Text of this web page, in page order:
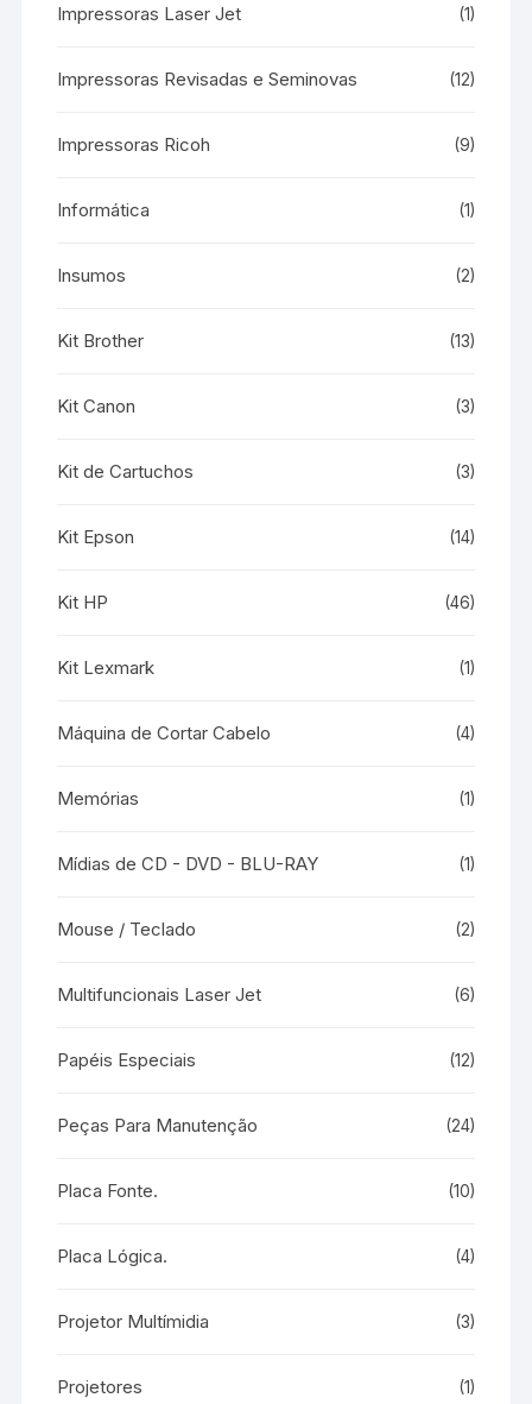
Impressoras Laser Jet (1)
Impressoras Revisadas e Seminovas (12)
Impressoras Ricoh (9)
Informática (1)
Insumos (2)
Kit Brother (13)
Kit Canon (3)
Kit de Cartuchos (3)
Kit Epson (14)
Kit HP (46)
Kit Lexmark (1)
Máquina de Cortar Cabelo (4)
Memórias (1)
Mídias de CD - DVD - BLU-RAY (1)
Mouse / Teclado (2)
Multifuncionais Laser Jet (6)
Papéis Especiais (12)
Peças Para Manutenção (24)
Placa Fonte. (10)
Placa Lógica. (4)
Projetor Multímidia (3)
Projetores (1)